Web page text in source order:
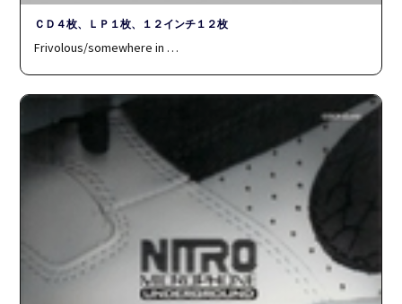
ＣＤ４枚、ＬＰ１枚、１２インチ１２枚
Frivolous/somewhere in …